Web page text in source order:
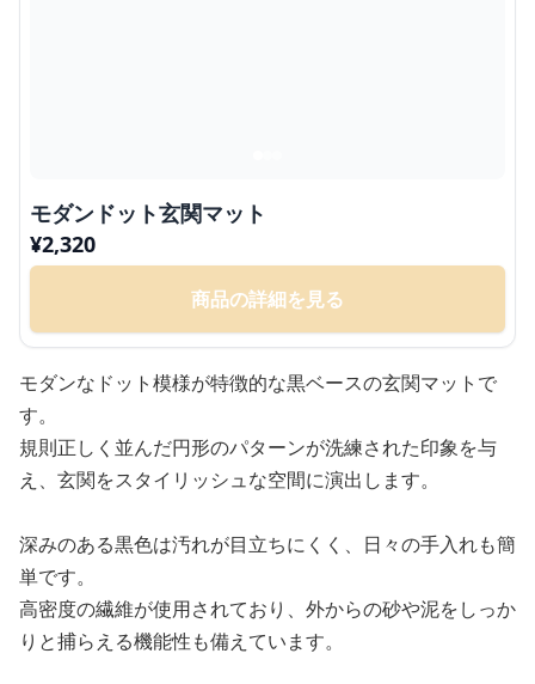
モダンドット玄関マット
¥2,320
商品の詳細を見る
モダンなドット模様が特徴的な黒ベースの玄関マットで
す。
規則正しく並んだ円形のパターンが洗練された印象を与
え、玄関をスタイリッシュな空間に演出します。
深みのある黒色は汚れが目立ちにくく、日々の手入れも簡
単です。
高密度の繊維が使用されており、外からの砂や泥をしっか
りと捕らえる機能性も備えています。